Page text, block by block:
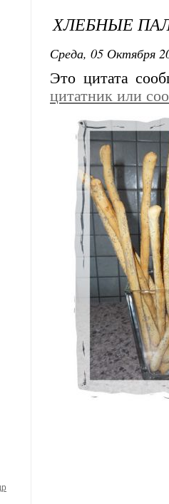
ХЛЕБНЫЕ
Среда, 05 Октября
Это цитата
цитатник или